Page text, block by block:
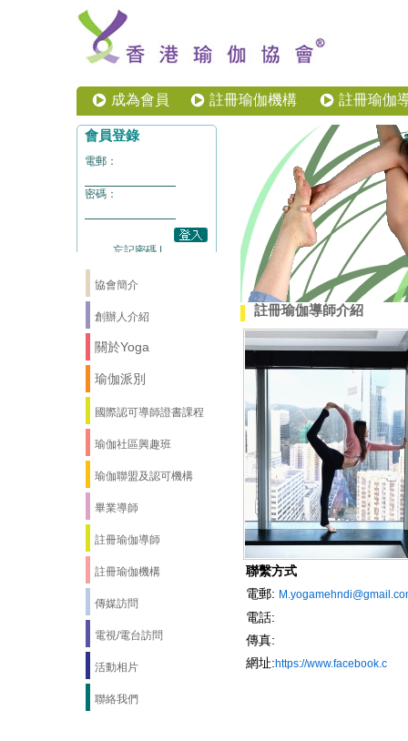
成為會員 註冊瑜伽機構 註冊瑜伽
協會簡介
創辦人介紹
關於Yoga
瑜伽派別
國際認可導師證書課程
瑜伽社區興趣班
瑜伽聯盟及認可機構
畢業導師
註冊瑜伽導師
註冊瑜伽機構
傳媒訪問
電視/電台訪問
活動相片
聯絡我們
註冊瑜伽導師介紹
聯繫方式
電郵:
電話:
傳真:
網址:https://www.facebook.c